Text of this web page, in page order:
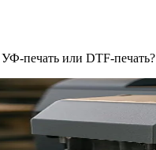
печать или DTF-печать?